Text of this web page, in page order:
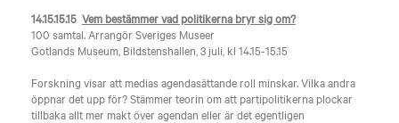
14.15.15.15 Vem bestämmer vad politikerna bryr sig om?
100 samtal. Arrangör Sveriges Museer
Gotlands Museum, Bildstenshallen, 3 juli, kl 14.15-15.15
Forskning visar att medias agendasättande roll minskar. Vilka andra
öppnar det upp för? Stämmer teorin om att partipolitikerna plockar
tillbaka allt mer makt över agendan eller är det egentligen